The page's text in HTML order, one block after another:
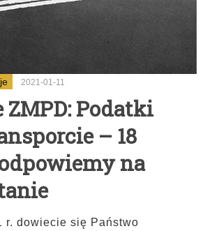
2021-01-11
ZMPD: Podatki
– 18
na
r. dowiecie się Państwo